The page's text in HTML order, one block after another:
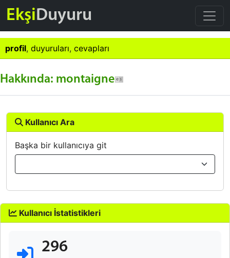
EkşiDuyuru
profil, duyuruları, cevapları
Hakkında: montaigne
Kullanıcı Ara
Başka bir kullanıcıya git
Kullanıcı İstatistikleri
296